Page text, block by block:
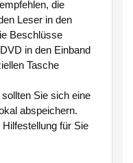
die
Leser in den
Beschlüsse
in den Einband
Tasche
Sie sich eine
abspeichern.
für Sie